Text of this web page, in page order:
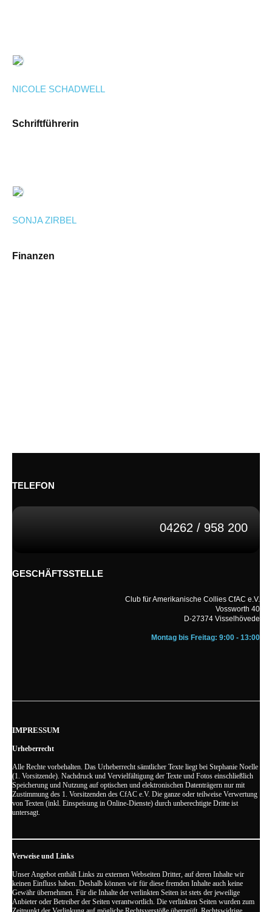
NICOLE SCHADWELL
Schriftführerin
SONJA ZIRBEL
Finanzen
TELEFON
04262 / 958 200
GESCHÄFTSSTELLE
Club für Amerikanische Collies CfAC e.V.
Vossworth 40
D-27374 Visselhövede
Montag bis Freitag: 9:00 - 13:00
IMPRESSUM
Urheberrecht
Alle Rechte vorbehalten. Das Urheberrecht sämtlicher Texte liegt bei Stephanie Noelle
(1. Vorsitzende). Nachdruck und Vervielfältigung der Texte und Fotos einschließlich
Speicherung und Nutzung auf optischen und elektronischen Datenträgern nur mit
Zustimmung des 1. Vorsitzenden des CfAC e.V. Die ganze oder teilweise Verwertung
von Texten (inkl. Einspeisung in Online-Dienste) durch unberechtigte Dritte ist
untersagt.
Verweise und Links
Unser Angebot enthält Links zu externen Webseiten Dritter, auf deren Inhalte wir
keinen Einfluss haben. Deshalb können wir für diese fremden Inhalte auch keine
Gewähr übernehmen. Für die Inhalte der verlinkten Seiten ist stets der jeweilige
Anbieter oder Betreiber der Seiten verantwortlich. Die verlinkten Seiten wurden zum